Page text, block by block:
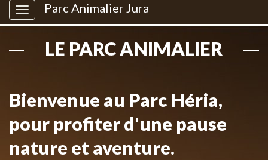
Parc Animalier Jura
LE PARC ANIMALIER
Bienvenue au Parc Héria,
pour profiter d'une pause
nature et aventure.